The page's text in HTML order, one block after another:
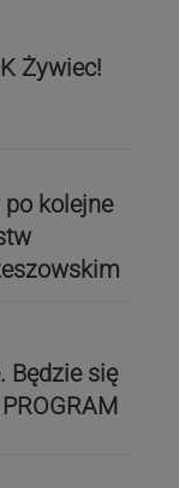
Żywiec!
kolejne
Będzie się